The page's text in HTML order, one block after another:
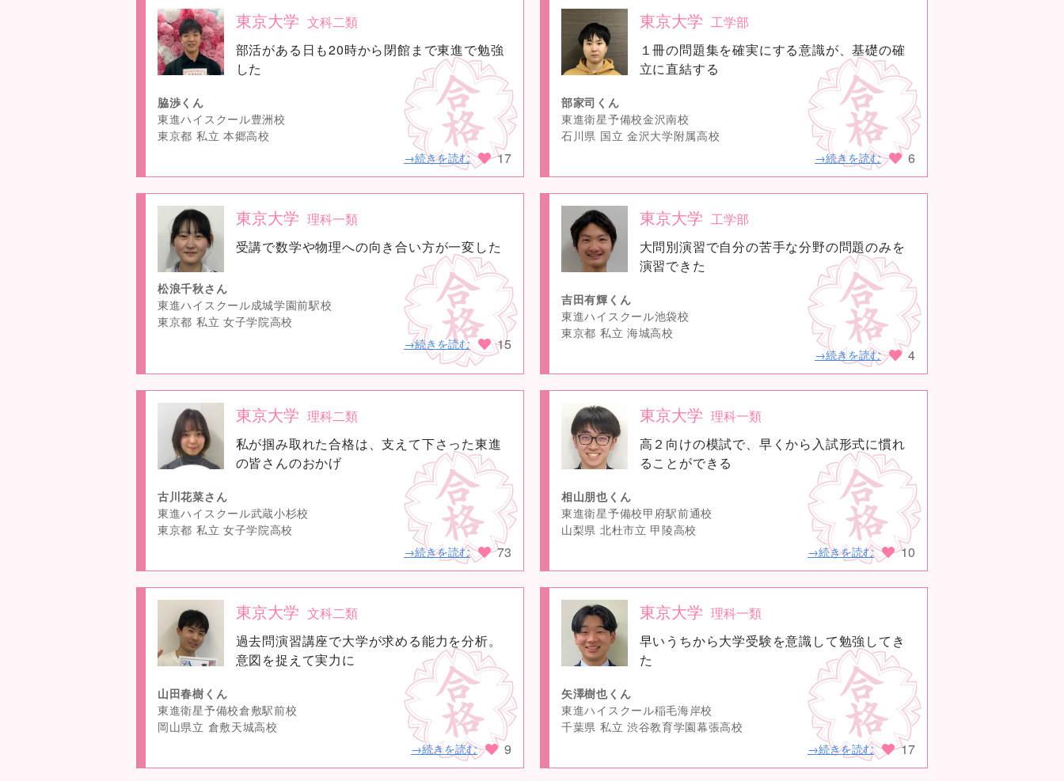
no
image
東京大学 文科二類
部活がある日も20時から閉館まで東進で勉強
した
脇渉くん
東進ハイスクール豊洲校
東京都 私立 本郷高校
→続きを読む
17
no
image
東京大学 工学部
１冊の問題集を確実にする意識が、基礎の確
立に直結する
部家司くん
東進衛星予備校金沢南校
石川県 国立 金沢大学附属高校
→続きを読む
6
no
image
東京大学 理科一類
受講で数学や物理への向き合い方が一変した
松浪千秋さん
東進ハイスクール成城学園前駅校
東京都 私立 女子学院高校
→続きを読む
15
no
image
東京大学 工学部
大問別演習で自分の苦手な分野の問題のみを
演習できた
吉田有輝くん
東進ハイスクール池袋校
東京都 私立 海城高校
→続きを読む
4
no
image
東京大学 理科二類
私が掴み取れた合格は、支えて下さった東進
の皆さんのおかげ
古川花菜さん
東進ハイスクール武蔵小杉校
東京都 私立 女子学院高校
→続きを読む
73
no
image
東京大学 理科一類
高２向けの模試で、早くから入試形式に慣れ
ることができる
相山朋也くん
東進衛星予備校甲府駅前通校
山梨県 北杜市立 甲陵高校
→続きを読む
10
no
image
東京大学 文科二類
過去問演習講座で大学が求める能力を分析。
意図を捉えて実力に
山田春樹くん
東進衛星予備校倉敷駅前校
岡山県立 倉敷天城高校
→続きを読む
9
no
image
東京大学 理科一類
早いうちから大学受験を意識して勉強してき
た
矢澤樹也くん
東進ハイスクール稲毛海岸校
千葉県 私立 渋谷教育学園幕張高校
→続きを読む
17